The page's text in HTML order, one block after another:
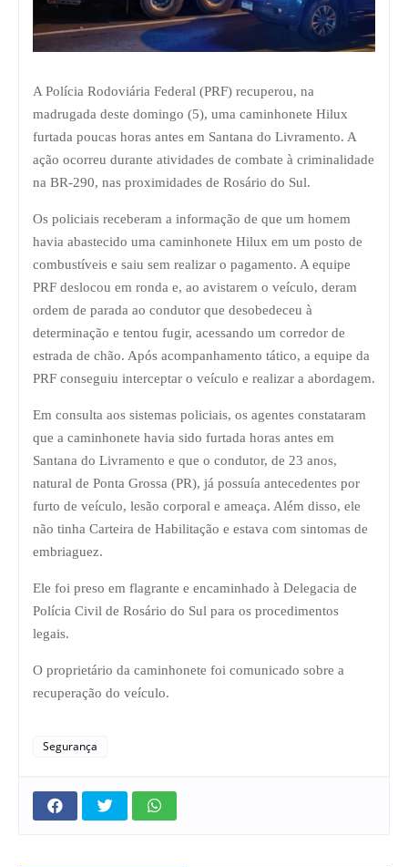
A Polícia Rodoviária Federal (PRF) recuperou, na
madrugada deste domingo (5), uma caminhonete Hilux
furtada poucas horas antes em Santana do Livramento. A
ação ocorreu durante atividades de combate à criminalidade
na BR-290, nas proximidades de Rosário do Sul.
Os policiais receberam a informação de que um homem
havia abastecido uma caminhonete Hilux em um posto de
combustíveis e saiu sem realizar o pagamento. A equipe
PRF deslocou em ronda e, ao avistarem o veículo, deram
ordem de parada ao condutor que desobedeceu à
determinação e tentou fugir, acessando um corredor de
estrada de chão. Após acompanhamento tático, a equipe da
PRF conseguiu interceptar o veículo e realizar a abordagem.
Em consulta aos sistemas policiais, os agentes constataram
que a caminhonete havia sido furtada horas antes em
Santana do Livramento e que o condutor, de 23 anos,
natural de Ponta Grossa (PR), já possuía antecedentes por
furto de veículo, lesão corporal e ameaça. Além disso, ele
não tinha Carteira de Habilitação e estava com sintomas de
embriaguez.
Ele foi preso em flagrante e encaminhado à Delegacia de
Polícia Civil de Rosário do Sul para os procedimentos
legais.
O proprietário da caminhonete foi comunicado sobre a
recuperação do veículo.
Segurança